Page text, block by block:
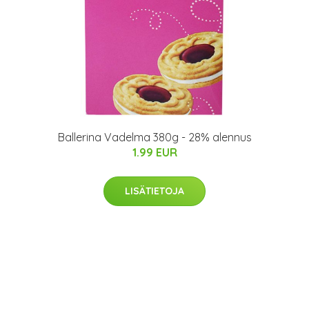
Ballerina Vadelma 380g - 28% alennus
1.99 EUR
LISÄTIETOJA